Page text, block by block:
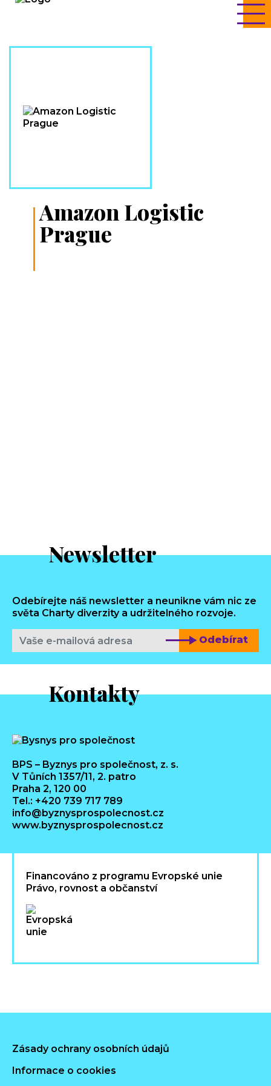
Amazon Logistic
Prague
Newsletter
Odebírejte náš newsletter a neunikne vám nic ze
světa Charty diverzity a udržitelného rozvoje.
Odebírat
Kontakty
BPS – Byznys pro společnost, z. s.
V Tůních 1357/11, 2. patro
Praha 2, 120 00
Tel.: +420 739 717 789
info@byznysprospolecnost.cz
www.byznysprospolecnost.cz
Financováno z programu Evropské unie
Právo, rovnost a občanství
Zásady ochrany osobních údajů
Informace o cookies